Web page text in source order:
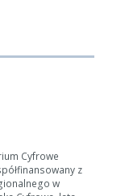
Cyfrowe
z
w